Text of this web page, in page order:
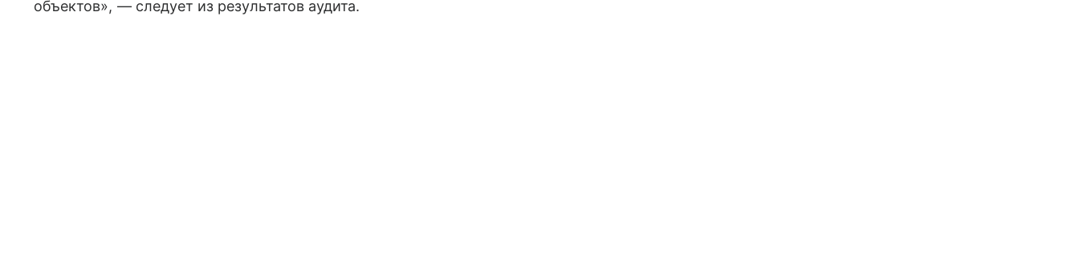
объектов», — следует из результатов аудита.